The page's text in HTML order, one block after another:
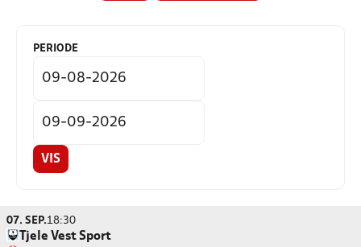
PERIODE
VIS
07. SEP.18:30
Tjele Vest Sport